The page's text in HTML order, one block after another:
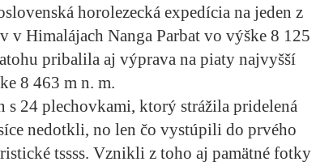
horolezecká expedícia na jeden z
v Himalájach Nanga Parbat vo výške 8 125
pribalila aj výprava na piaty najvyšší
8 463 m n. m.
s 24 plechovkami, ktorý strážila pridelená
nedotkli, no len čo vystúpili do prvého
tssss. Vznikli z toho aj pamätné fotky